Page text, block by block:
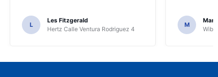
L
Les Fitzgerald
Hertz Calle Ventura Rodriguez 4
M